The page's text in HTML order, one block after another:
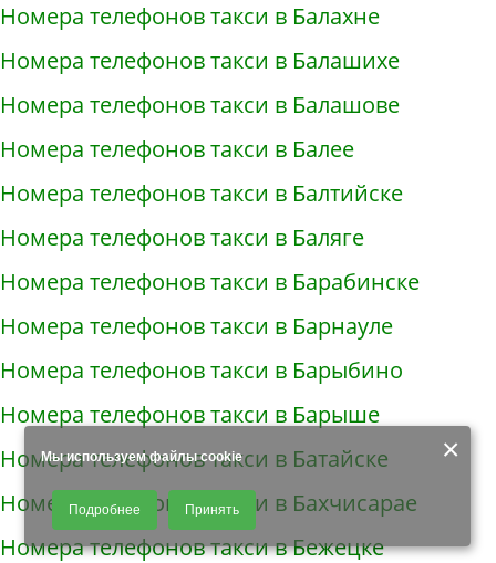
×
Мы используем файлы cookie
Продолжая использовать наш сайт, Вы даете согласие на обработку
файлов - COOKIES, пользовательских данных (файлы-cookies, IP-адрес,
данные об идентификаторе браузера, дата и время осуществления
доступа к сайту, история поисковых запросов) для сбора аналитической и
Подробнее Принять
Номера телефонов такси в Балахне
Номера телефонов такси в Балашихе
Номера телефонов такси в Балашове
Номера телефонов такси в Балее
Номера телефонов такси в Балтийске
Номера телефонов такси в Баляге
Номера телефонов такси в Барабинске
Номера телефонов такси в Барнауле
Номера телефонов такси в Барыбино
Номера телефонов такси в Барыше
Номера телефонов такси в Батайске
Номера телефонов такси в Бахчисарае
Номера телефонов такси в Бежецке